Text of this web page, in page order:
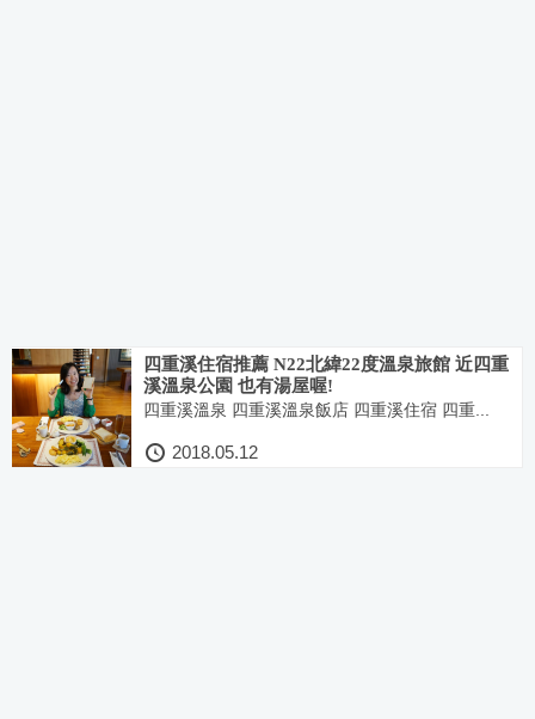
四重溪住宿推薦 N22北緯22度溫泉旅館 近四重
溪溫泉公園 也有湯屋喔!
四重溪溫泉 四重溪溫泉飯店 四重溪住宿 四重...
2018.05.12